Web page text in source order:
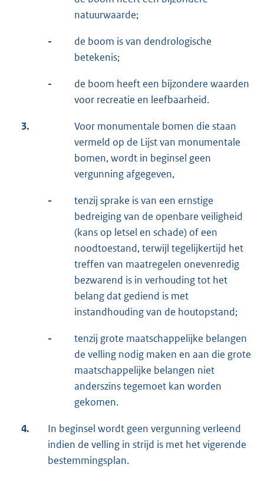
natuurwaarde;
-
de boom is van dendrologische
betekenis;
-
de boom heeft een bijzondere waarden
voor recreatie en leefbaarheid.
3.
Voor monumentale bomen die staan
vermeld op de Lijst van monumentale
bomen, wordt in beginsel geen
vergunning afgegeven,
-
tenzij sprake is van een ernstige
bedreiging van de openbare veiligheid
(kans op letsel en schade) of een
noodtoestand, terwijl tegelijkertijd het
treffen van maatregelen onevenredig
bezwarend is in verhouding tot het
belang dat gediend is met
instandhouding van de houtopstand;
-
tenzij grote maatschappelijke belangen
de velling nodig maken en aan die grote
maatschappelijke belangen niet
anderszins tegemoet kan worden
gekomen.
4.
In beginsel wordt geen vergunning verleend
indien de velling in strijd is met het vigerende
bestemmingsplan.